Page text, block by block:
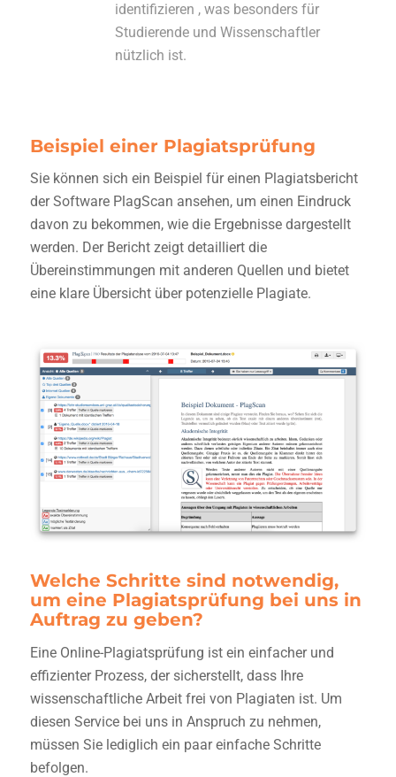
identifizieren , was besonders für
Studierende und Wissenschaftler
nützlich ist.
Beispiel einer Plagiatsprüfung
Sie können sich ein Beispiel für einen Plagiatsbericht
der Software PlagScan ansehen, um einen Eindruck
davon zu bekommen, wie die Ergebnisse dargestellt
werden. Der Bericht zeigt detailliert die
Übereinstimmungen mit anderen Quellen und bietet
eine klare Übersicht über potenzielle Plagiate.
Welche Schritte sind notwendig,
um eine Plagiatsprüfung bei uns in
Auftrag zu geben?
Eine Online-Plagiatsprüfung ist ein einfacher und
effizienter Prozess, der sicherstellt, dass Ihre
wissenschaftliche Arbeit frei von Plagiaten ist. Um
diesen Service bei uns in Anspruch zu nehmen,
müssen Sie lediglich ein paar einfache Schritte
befolgen.